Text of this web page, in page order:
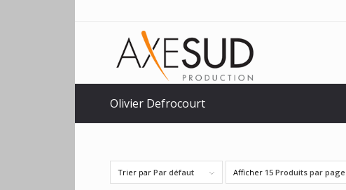
Olivier Defrocourt
Trier par Par défaut Afficher 15 Produits par page